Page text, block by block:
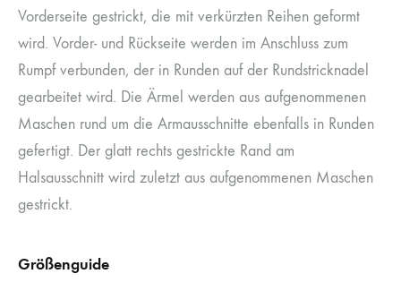
Vorderseite gestrickt, die mit verkürzten Reihen geformt
wird. Vorder- und Rückseite werden im Anschluss zum
Rumpf verbunden, der in Runden auf der Rundstricknadel
gearbeitet wird. Die Ärmel werden aus aufgenommenen
Maschen rund um die Armausschnitte ebenfalls in Runden
gefertigt. Der glatt rechts gestrickte Rand am
Halsausschnitt wird zuletzt aus aufgenommenen Maschen
gestrickt.
Größenguide